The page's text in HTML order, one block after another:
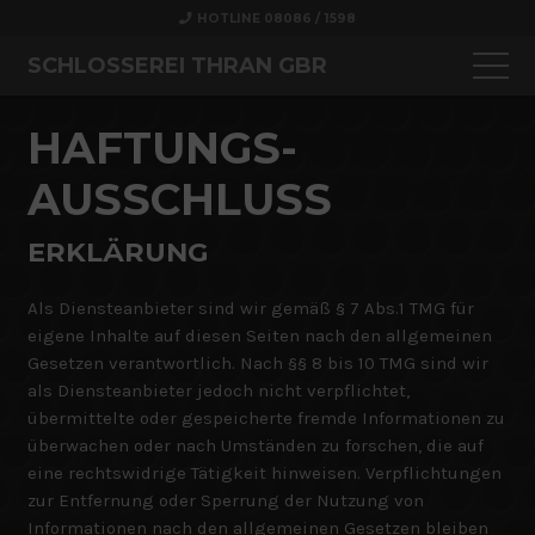
HOTLINE 08086 / 1598
SCHLOSSEREI THRAN GBR
HAFTUNGS­
AUSSCHLUSS
ERKLÄRUNG
Als Diensteanbieter sind wir gemäß § 7 Abs.1 TMG für
eigene Inhalte auf diesen Seiten nach den allgemeinen
Gesetzen verantwortlich. Nach §§ 8 bis 10 TMG sind wir
als Diensteanbieter jedoch nicht verpflichtet,
übermittelte oder gespeicherte fremde Informationen zu
überwachen oder nach Umständen zu forschen, die auf
eine rechtswidrige Tätigkeit hinweisen. Verpflichtungen
zur Entfernung oder Sperrung der Nutzung von
Informationen nach den allgemeinen Gesetzen bleiben